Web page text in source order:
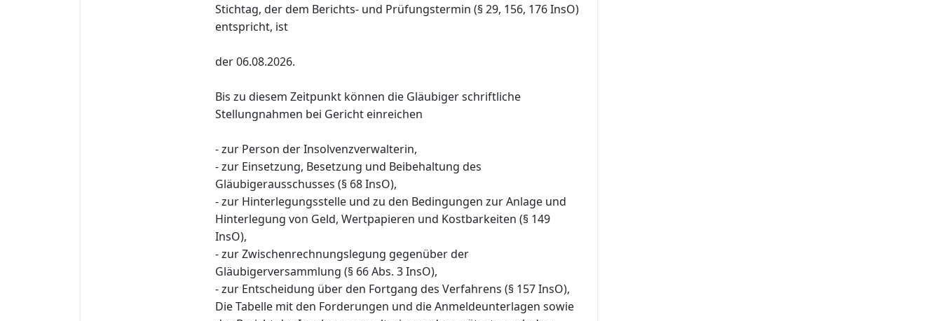
Stichtag, der dem Berichts- und Prüfungstermin (§ 29, 156, 176 InsO)
entspricht, ist
der 06.08.2026.
Bis zu diesem Zeitpunkt können die Gläubiger schriftliche
Stellungnahmen bei Gericht einreichen
- zur Person der Insolvenzverwalterin,
- zur Einsetzung, Besetzung und Beibehaltung des
Gläubigerausschusses (§ 68 InsO),
- zur Hinterlegungsstelle und zu den Bedingungen zur Anlage und
Hinterlegung von Geld, Wertpapieren und Kostbarkeiten (§ 149
InsO),
- zur Zwischenrechnungslegung gegenüber der
Gläubigerversammlung (§ 66 Abs. 3 InsO),
- zur Entscheidung über den Fortgang des Verfahrens (§ 157 InsO),
Die Tabelle mit den Forderungen und die Anmeldeunterlagen sowie